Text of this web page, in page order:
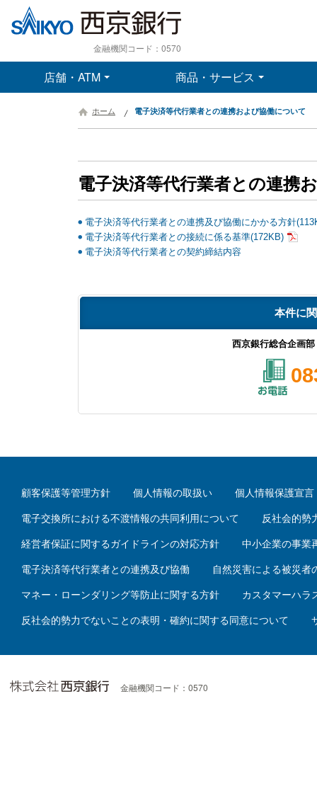
金融機関コード：0570
店舗・ATM 商品・サービス
ホーム 電子決済等代行業者との連携および協働について
電子決済等代行業者との連携
電子決済等代行業者との連携及び協働にかかる方針
電子決済等代行業者との接続に係る基準(172KB)
電子決済等代行業者との契約締結内容
本件に
西京銀行総合企画部
顧客保護等管理方針 個人情報の取扱い 個人情報保護宣言
電子交換所における不渡情報の共同利用について 反社会的勢
経営者保証に関するガイドラインの対応方針 中小企業の事業
電子決済等代行業者との連携及び協働 自然災害による被災者
マネー・ローンダリング等防止に関する方針 カスタマーハラ
反社会的勢力でないことの表明・確約に関する同意について
金融機関コード：0570